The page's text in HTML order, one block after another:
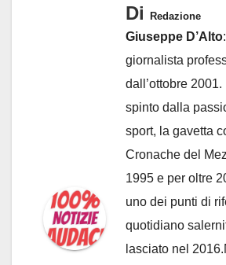
Di Redazione
Giuseppe D’Alto
giornalista
dall’ottobre
spinto dalla
sport, la gavetta
Cronache del
1995 e per oltre
uno dei punti di
quotidiano
lasciato nel